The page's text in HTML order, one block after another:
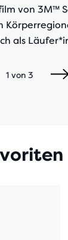
von 3M™
als
1 von 3